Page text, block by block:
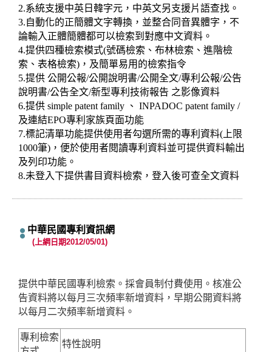
2.系統支援中英日韓字元，中英文另支援片語查找。
3.自動化的正簡體文字轉換，並整合同音異體字，不
論輸入正體簡體都可以檢索到對應中文資料。
4.提供四種檢索模式(號碼檢索、布林檢索、進階檢
索、表格檢索)，及簡單易用的檢索指令
5.提供 公開公報/公開說明書/公開全文/專利公報/公告
說明書/公告全文/新型專利技術報告 之影像資料
6.提供 simple patent family 、 INPADOC patent family /
及連結EPO專利家族頁面功能
7.標記清單功能提供使用者勾選所需的專利資料(上限
1000筆)，便於使用者閱讀專利資料並可提供資料輸出
及列印功能。
8.未登入下提供書目資料檢索，登入後可查全文資料
中華民國專利資訊網
(上網日期2012/05/01)
提供中華民國專利檢索。採會員制付費使用。核准公
告資料將以每月三次頻率新增資料，早期公開資料將
以每月二次頻率新增資料。
專利檢索
特性說明